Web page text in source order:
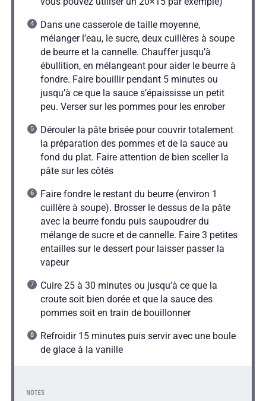
Dans une casserole de taille moyenne,
mélanger l’eau, le sucre, deux cuillères à soupe
de beurre et la cannelle. Chauffer jusqu’à
ébullition, en mélangeant pour aider le beurre à
fondre. Faire bouillir pendant 5 minutes ou
jusqu’à ce que la sauce s’épaississe un petit
peu. Verser sur les pommes pour les enrober
Dérouler la pâte brisée pour couvrir totalement
la préparation des pommes et de la sauce au
fond du plat. Faire attention de bien sceller la
pâte sur les côtés
Faire fondre le restant du beurre (environ 1
cuillère à soupe). Brosser le dessus de la pâte
avec la beurre fondu puis saupoudrer du
mélange de sucre et de cannelle. Faire 3 petites
entailles sur le dessert pour laisser passer la
vapeur
Cuire 25 à 30 minutes ou jusqu’à ce que la
croute soit bien dorée et que la sauce des
pommes soit en train de bouillonner
Refroidir 15 minutes puis servir avec une boule
de glace à la vanille
NOTES